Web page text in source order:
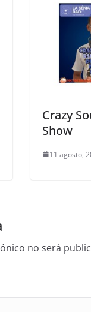
Crazy
Show
11 agosto,
no será